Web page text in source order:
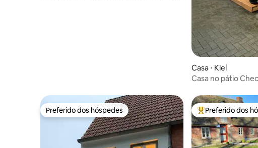
Casa ⋅ Kiel
Casa no pátio
Preferido dos hóspedes
Preferido dos hóspedes Entre os melhores
Preferido dos